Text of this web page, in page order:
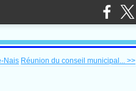
Nais Réunion du conseil municipal... >>